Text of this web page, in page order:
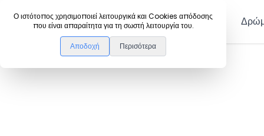
Ο ιστότοπος χρησιμοποιεί λειτουργικά και Cookies απόδοσης
που είναι απαραίτητα για τη σωστή λειτουργία του.
Αποδοχή Περισότερα
DanceLink Μέλη